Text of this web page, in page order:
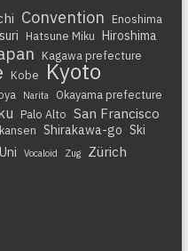
Convention Enoshima
Hatsune Miku Hiroshima
Kagawa prefecture
Kobe Kyoto
Narita Okayama prefecture
Palo Alto San Francisco
Shirakawa-go Ski
Uni Vocaloid Zug Zürich